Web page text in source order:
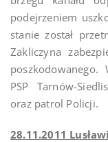
podejrzeniem
stanie został
Zakliczyna
PSP Tarnów-
oraz patrol Policji.
28.11.2011